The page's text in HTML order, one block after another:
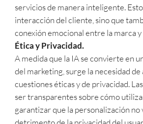
servicios de manera inteligente.
interacción del cliente, sino que
conexión emocional entre la marca
Ética y Privacidad.
A medida que la IA se convierte en
del marketing, surge la necesidad
cuestiones éticas y de privacidad.
ser transparentes sobre cómo
garantizar que la personalización no